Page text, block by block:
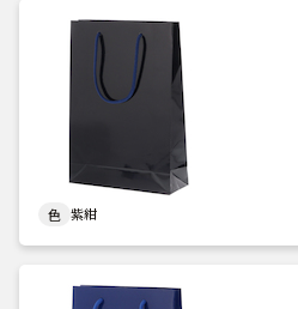
色 紫紺